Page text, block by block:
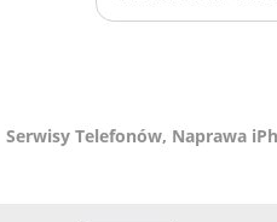
Serwisy Telefonów, Naprawa